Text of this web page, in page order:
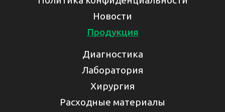
Новости
Продукция
Диагностика
Лаборатория
Хирургия
Расходные материалы